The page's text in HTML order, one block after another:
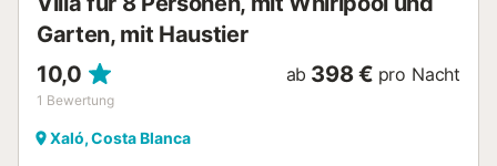
Garten, mit Haustier
10,0
1 Bewertung
ab 398 € pro Nacht
Xaló, Costa Blanca